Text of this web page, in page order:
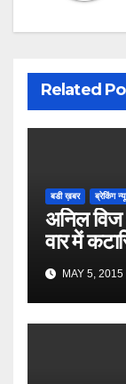
Related
बडी ख़बर ब्रेकिंग
अनिल
वार में
MAY 5, 2015